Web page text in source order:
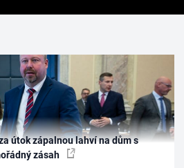
útok zápalnou lahví na dům s
zásah